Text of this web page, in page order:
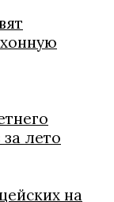
лето
на